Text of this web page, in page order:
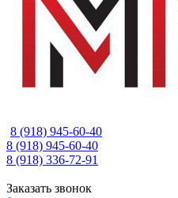
8 (918) 945-60-40
8 (918) 945-60-40
8 (918) 336-72-91
Заказать звонок